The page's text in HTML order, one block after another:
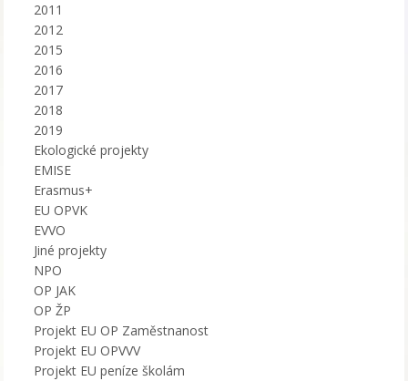
2011
2012
2015
2016
2017
2018
2019
Ekologické projekty
EMISE
Erasmus+
EU OPVK
EVVO
Jiné projekty
NPO
OP JAK
OP ŽP
Projekt EU OP Zaměstnanost
Projekt EU OPVVV
Projekt EU peníze školám